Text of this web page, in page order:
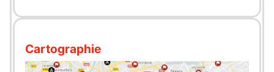
Cartographie